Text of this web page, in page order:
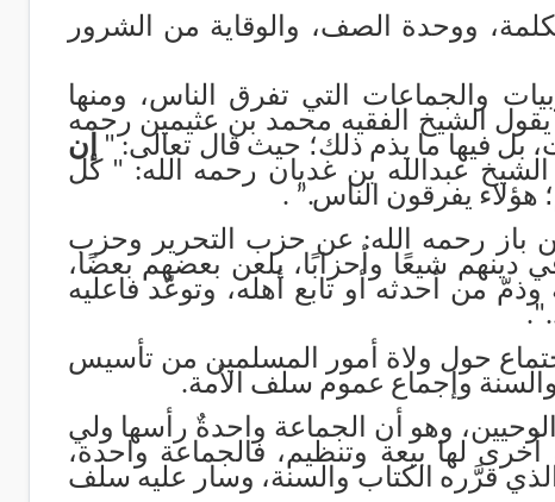
ووحدة الصف، والوقاية من الشرور
والجماعات التي تفرق الناس، ومنها
يقول الشيخ الفقيه محمد بن عثيمين رحمه
بل فيها ما يذم ذلك؛ حيث قال تعالى: " إن
عبدالله بن غديان رحمه الله: " كل
هؤلاء يفرقون الناس”.
.
باز رحمه الله: عن حزب التحرير وحزب
دينهم شيعًا وأحزابًا، يلعن بعضهم بعضًا،
من أحدثه أو تابع أهله، وتوعّد فاعليه
حول ولاة أمور المسلمين من تأسيس
وإجماع عموم سلف الأمة.
وهو أن الجماعة واحدةٌ رأسها ولي
لها بيعة وتنظيم، فالجماعة واحدة،
الذي قرَّره الكتاب والسنة، وسار عليه سلف